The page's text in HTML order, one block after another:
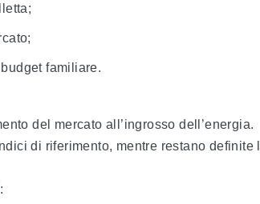
familiare.
del mercato all’ingrosso dell’energia.
di riferimento, mentre restano definite